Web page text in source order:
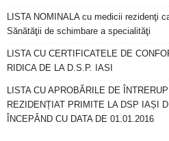
LISTA NOMINALA cu medicii rezidenţi
Sănătăţii de schimbare a specialităţi
LISTA CU CERTIFICATELE DE
RIDICA DE LA D.S.P. IASI
LISTA CU APROBĂRILE DE
REZIDENȚIAT PRIMITE LA DSP IAȘI
ÎNCEPÂND CU DATA DE 01.01.2016